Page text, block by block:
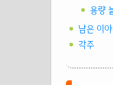
용량
남은 이
각주